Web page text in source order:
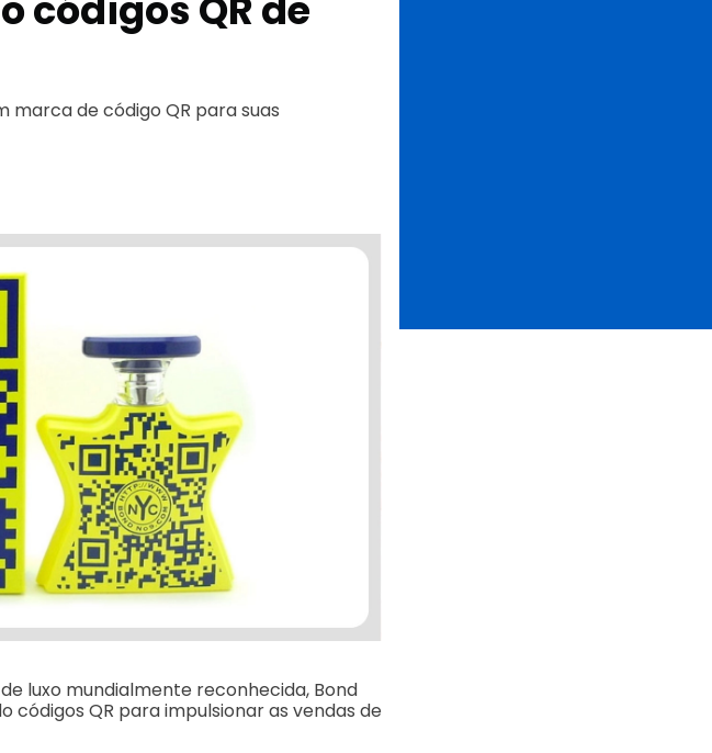
marca de código QR para suas
luxo mundialmente reconhecida, Bond
QR para impulsionar as vendas de